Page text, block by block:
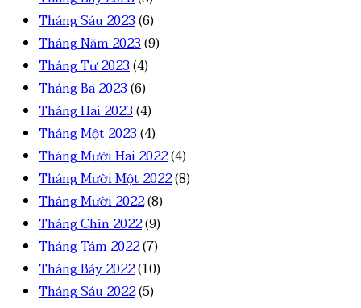
Tháng Sáu 2023(6)
Tháng Năm 2023(9)
Tháng Tư 2023(4)
Tháng Ba 2023(6)
Tháng Hai 2023(4)
Tháng Một 2023(4)
Tháng Mười Hai 2022(4)
Tháng Mười Một 2022(8)
Tháng Mười 2022(8)
Tháng Chín 2022(9)
Tháng Tám 2022(7)
Tháng Bảy 2022(10)
Tháng Sáu 2022(5)